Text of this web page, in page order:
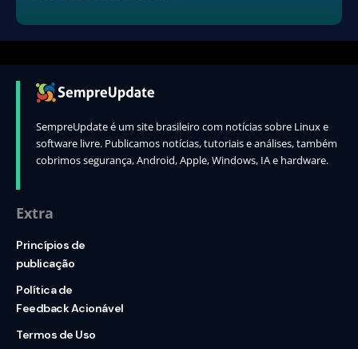
SempreUpdate é um site brasileiro com notícias sobre Linux e
software livre. Publicamos notícias, tutoriais e análises, também
cobrimos segurança, Android, Apple, Windows, IA e hardware.
Extra
Princípios de
publicação
Política de
Feedback Acionável
Termos de Uso